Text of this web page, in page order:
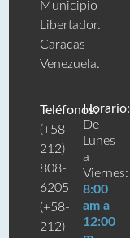
Municipio
Libertador.
Caracas -
Venezuela.
Teléfonos:
(+58-
212)
808-
6205
(+58-
212)
Horario:
De
Lunes
a
Viernes:
8:00
am a
12:00